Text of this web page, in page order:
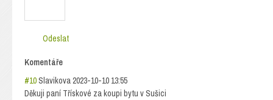
Odeslat
Komentáře
#10Slavikova2023-10-10 13:55
Děkuji paní Třískové za koupi bytu v Sušici